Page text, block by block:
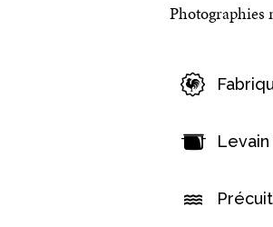
Photographies